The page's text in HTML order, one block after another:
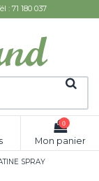
: 71 180 037
0
Mon panier
SPRAY